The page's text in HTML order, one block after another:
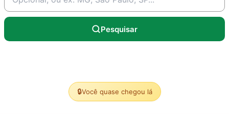
Pesquisar
🔒Você quase chegou lá